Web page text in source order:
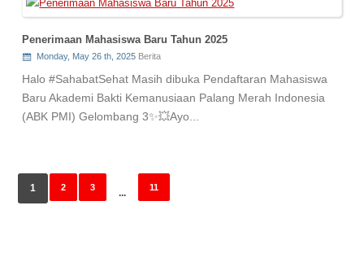
Penerimaan Mahasiswa Baru Tahun 2025
Monday, May 26 th, 2025 Berita
Halo #SahabatSehat Masih dibuka Pendaftaran Mahasiswa
Baru Akademi Bakti Kemanusiaan Palang Merah Indonesia
(ABK PMI) Gelombang 3✨💥Ayo...
1 2 3 ... 11